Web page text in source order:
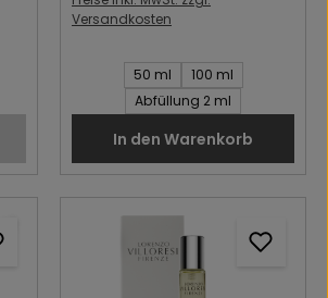
Versandkosten
Inhalt des Artikel:
50 ml
100 ml
Abfüllung 2 ml
In den Warenkorb